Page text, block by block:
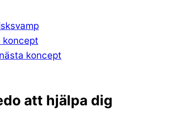
koncept
koncept
att hjälpa dig